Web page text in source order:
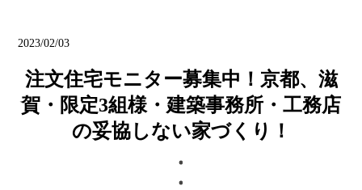
2023/02/03
注文住宅モニター募集中！京都、滋
賀・限定3組様・建築事務所・工務店
の妥協しない家づくり！